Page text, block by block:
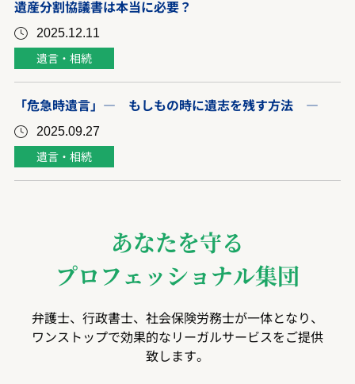
遺産分割協議書は本当に必要？
2025.12.11
遺言・相続
「危急時遺言」― もしもの時に遺志を残す方法 ―
2025.09.27
遺言・相続
あなたを守る
プロフェッショナル集団
弁護士、行政書士、社会保険労務士が一体となり、
ワンストップで効果的なリーガルサービスをご提供
致します。